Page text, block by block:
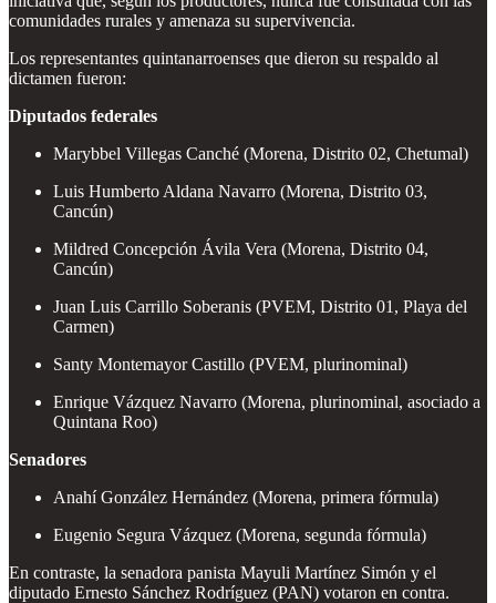
comunidades rurales y amenaza su supervivencia.
Los representantes quintanarroenses que dieron su respaldo al
dictamen fueron:
Diputados federales
Marybbel Villegas Canché (Morena, Distrito 02, Chetumal)
Luis Humberto Aldana Navarro (Morena, Distrito 03,
Cancún)
Mildred Concepción Ávila Vera (Morena, Distrito 04,
Cancún)
Juan Luis Carrillo Soberanis (PVEM, Distrito 01, Playa del
Carmen)
Santy Montemayor Castillo (PVEM, plurinominal)
Enrique Vázquez Navarro (Morena, plurinominal, asociado a
Quintana Roo)
Senadores
Anahí González Hernández (Morena, primera fórmula)
Eugenio Segura Vázquez (Morena, segunda fórmula)
En contraste, la senadora panista Mayuli Martínez Simón y el
diputado Ernesto Sánchez Rodríguez (PAN) votaron en contra.